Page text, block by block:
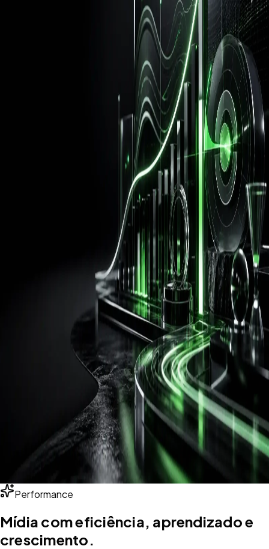
Performance
Mídia com eficiência, aprendizado e
crescimento.